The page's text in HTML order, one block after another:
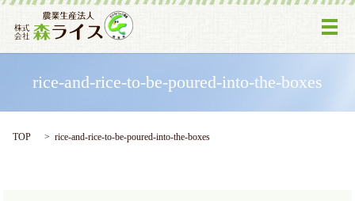
メ
rice-and-rice-to-be-poured-into-the-boxes
TOP rice-and-rice-to-be-poured-into-the-boxes